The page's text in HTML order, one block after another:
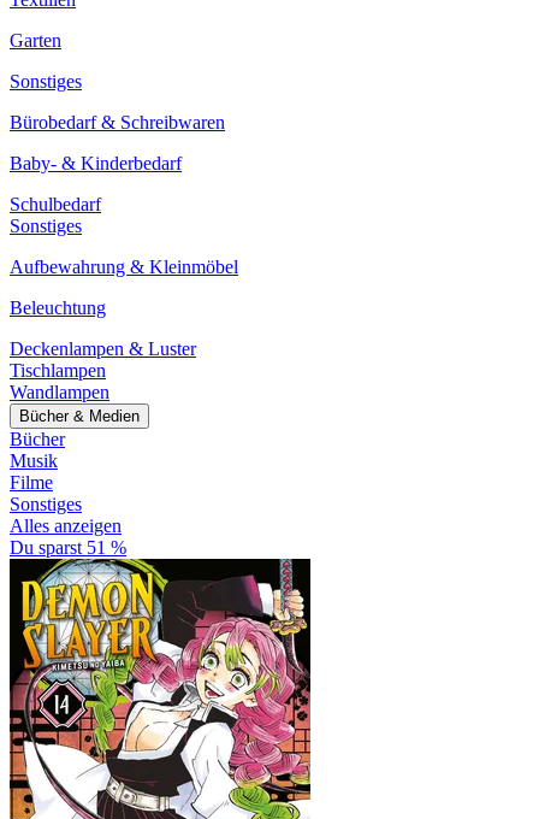
Garten
Sonstiges
Bürobedarf & Schreibwaren
Baby- & Kinderbedarf
Schulbedarf
Sonstiges
Aufbewahrung & Kleinmöbel
Beleuchtung
Deckenlampen & Luster
Tischlampen
Wandlampen
Bücher & Medien
Bücher
Musik
Filme
Sonstiges
Alles anzeigen
Du sparst 51 %